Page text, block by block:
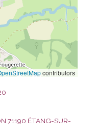
contributors
71190 ÉTANG-SUR-